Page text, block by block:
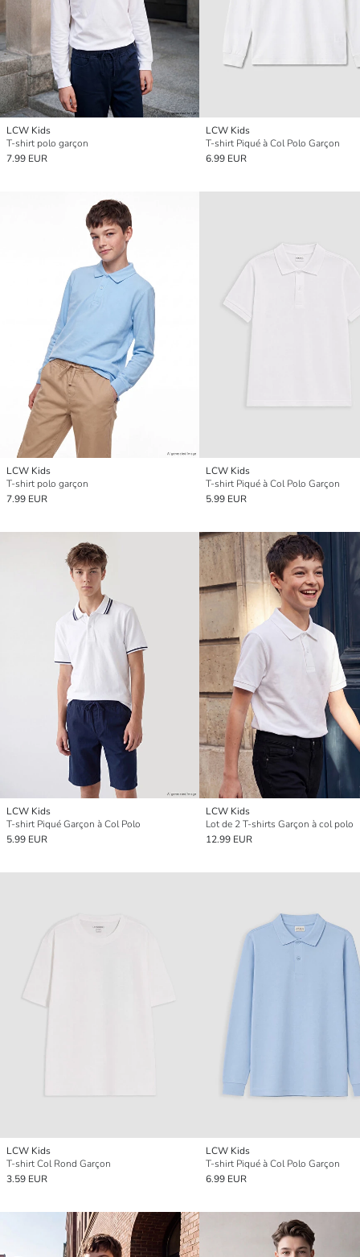
LCW Kids
T-shirt polo garçon
7.99 EUR
LCW Kids
T-shirt Piqué à Col Polo Garçon
6.99 EUR
LCW Kids
T-shirt polo garçon
7.99 EUR
LCW Kids
T-shirt Piqué à Col Polo Garçon
5.99 EUR
LCW Kids
T-shirt Piqué Garçon à Col Polo
5.99 EUR
LCW Kids
Lot de 2 T-shirts Garçon à col polo
12.99 EUR
LCW Kids
T-shirt Col Rond Garçon
3.59 EUR
LCW Kids
T-shirt Piqué à Col Polo Garçon
6.99 EUR